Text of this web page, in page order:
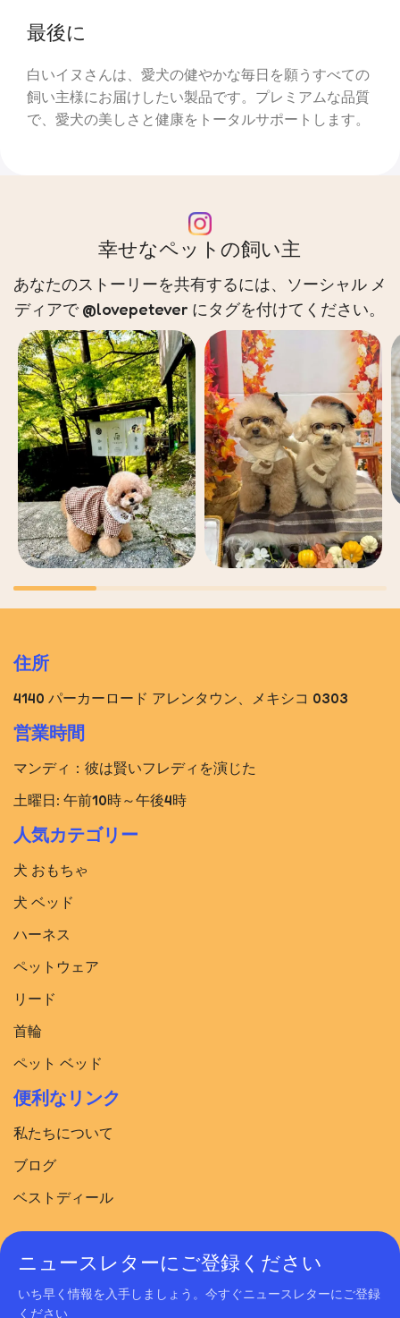
最後に
白いイヌさんは、愛犬の健やかな毎日を願うすべての
飼い主様にお届けしたい製品です。プレミアムな品質
で、愛犬の美しさと健康をトータルサポートします。
幸せなペットの飼い主
あなたのストーリーを共有するには、ソーシャル メ
ディアで @lovepetever にタグを付けてください。
住所
4140 パーカーロード アレンタウン、メキシコ 0303
営業時間
マンディ：彼は賢いフレディを演じた
土曜日: 午前10時～午後4時
人気カテゴリー
犬 おもちゃ
犬 ベッド​
ハーネス
ペットウェア
リード
首輪
ペット ベッド
便利なリンク
私たちについて
ブログ
ベストディール
ニュースレターにご登録ください
いち早く情報を入手しましょう。今すぐニュースレターにご登録
ください